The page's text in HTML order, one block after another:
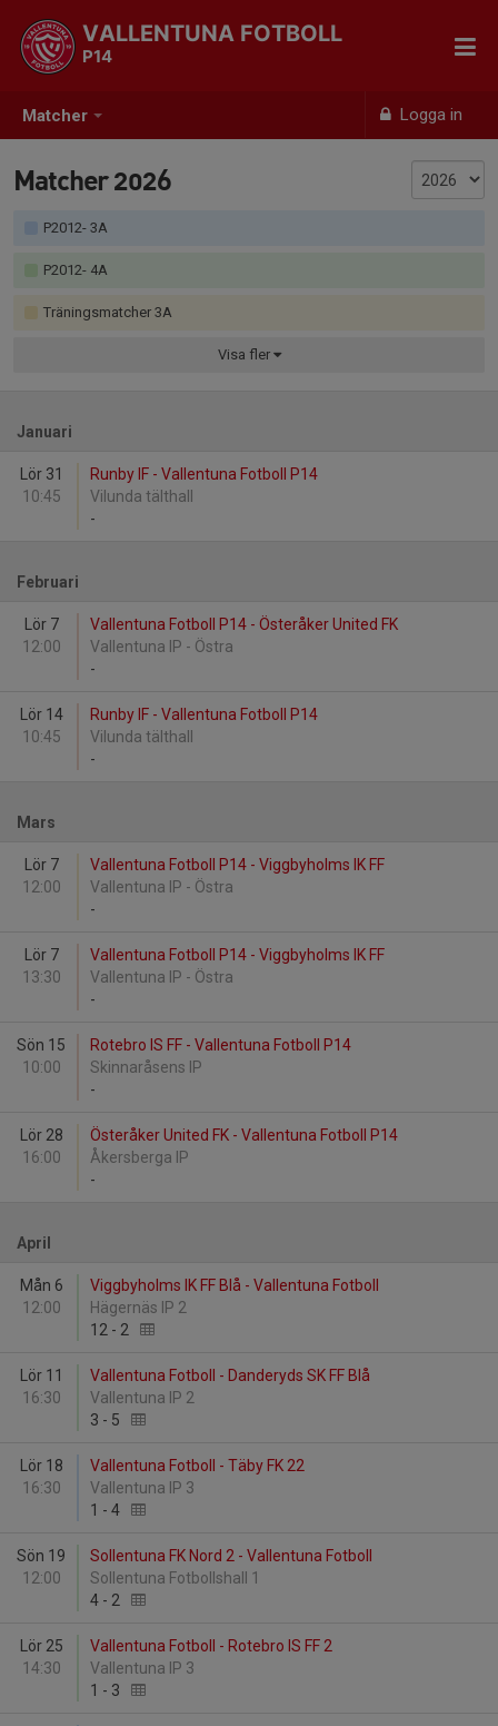
Matcher Logga in
VALLENTUNA FOTBOLL
P14
Matcher 2026
P2012- 3A
P2012- 4A
Träningsmatcher 3A
Visa fler
Januari
Lör 31
10:45
Runby IF - Vallentuna Fotboll P14
Vilunda tälthall
-
Februari
Lör 7
12:00
Vallentuna Fotboll P14 - Österåker United FK
Vallentuna IP - Östra
-
Lör 14
10:45
Runby IF - Vallentuna Fotboll P14
Vilunda tälthall
-
Mars
Lör 7
12:00
Vallentuna Fotboll P14 - Viggbyholms IK FF
Vallentuna IP - Östra
-
Lör 7
13:30
Vallentuna Fotboll P14 - Viggbyholms IK FF
Vallentuna IP - Östra
-
Sön 15
10:00
Rotebro IS FF - Vallentuna Fotboll P14
Skinnaråsens IP
-
Lör 28
16:00
Österåker United FK - Vallentuna Fotboll P14
Åkersberga IP
-
April
Mån 6
12:00
Viggbyholms IK FF Blå - Vallentuna Fotboll
Hägernäs IP 2
12 - 2
Lör 11
16:30
Vallentuna Fotboll - Danderyds SK FF Blå
Vallentuna IP 2
3 - 5
Lör 18
16:30
Vallentuna Fotboll - Täby FK 22
Vallentuna IP 3
1 - 4
Sön 19
12:00
Sollentuna FK Nord 2 - Vallentuna Fotboll
Sollentuna Fotbollshall 1
4 - 2
Lör 25
14:30
Vallentuna Fotboll - Rotebro IS FF 2
Vallentuna IP 3
1 - 3